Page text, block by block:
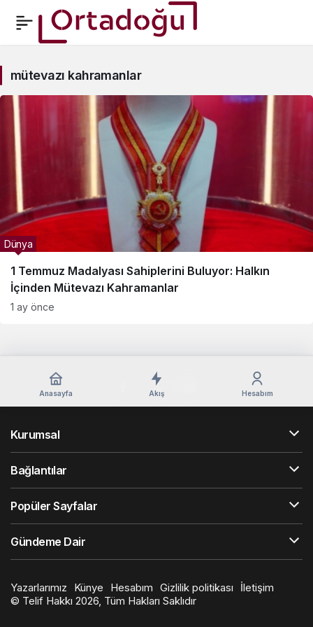
kahramanlar
Haberleri
mütevazı kahramanlar
1 Temmuz Madalyası Sahiplerini Buluyor: Halkın
İçinden Mütevazı Kahramanlar
Dünya
1 ay önce
Anasayfa Akış Hesabım
Kurumsal
Bağlantılar
Popüler Sayfalar
Gündeme Dair
Yazarlarımız Künye Hesabım Gizlilik politikası
İletişim
© Telif Hakkı 2026, Tüm Hakları Saklıdır